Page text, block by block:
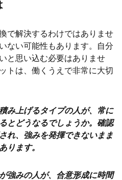
で解決するわけではありませ
ない可能性もあります。自分
と思い込む必要はありませ
トは、働くうえで非常に大切
み上げるタイプの人が、常に
とどうなるでしょうか。確認
れ、強みを発揮できないまま
ります。
強みの人が、合意形成に時間